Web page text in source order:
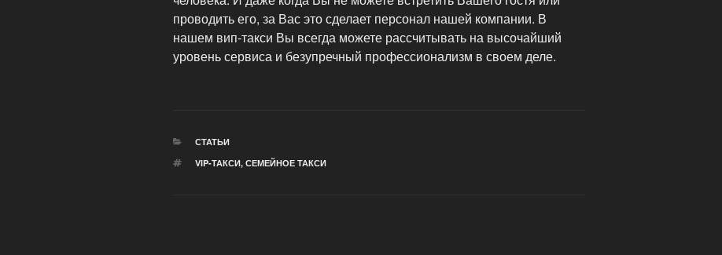
проводить его, за Вас это сделает персонал нашей компании. В
нашем вип-такси Вы всегда можете рассчитывать на высочайший
уровень сервиса и безупречный профессионализм в своем деле.
РУБРИКИ
СТАТЬИ
МЕТКИ
VIP-ТАКСИ, СЕМЕЙНОЕ ТАКСИ